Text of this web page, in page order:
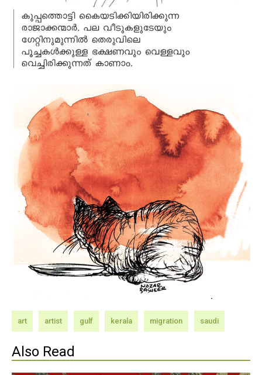
art artist gulf kerala migration saudi
Also Read